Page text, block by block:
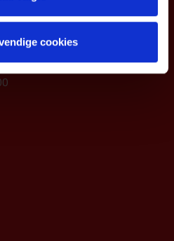
cookies